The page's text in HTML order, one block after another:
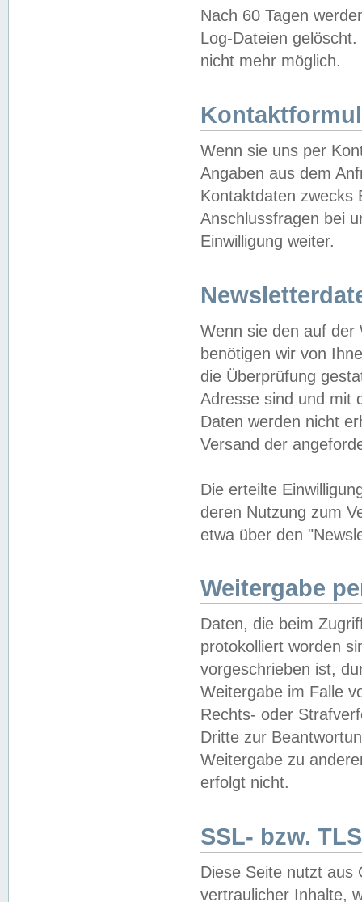
Nach 60 Tagen
Log-Dateien
nicht mehr möglich.
Wenn sie uns per
Angaben aus dem
Kontaktdaten zwecks
Anschlussfragen bei
Einwilligung weiter.
Wenn sie den auf der
benötigen wir von
die Überprüfung
Adresse sind und mit
Daten werden nicht
Versand der
Die erteilte
deren Nutzung zum
etwa über den
Weitergabe
Daten, die beim
protokolliert worden
vorgeschrieben ist,
Weitergabe im Falle
Rechts- oder
Dritte zur
Weitergabe zu
erfolgt nicht.
SSL- bzw.
Diese Seite nutzt aus
vertraulicher Inhalte,